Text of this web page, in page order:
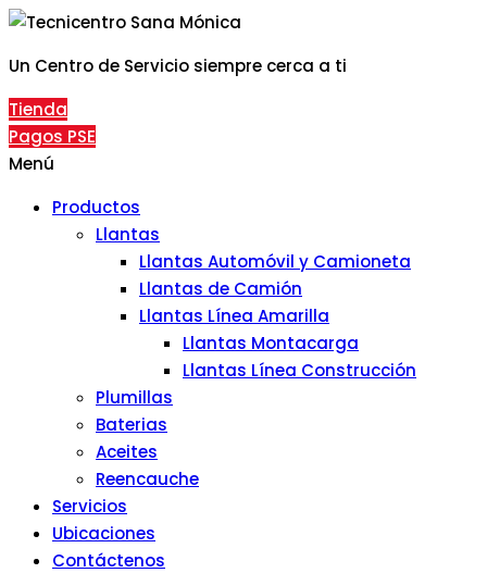
Un Centro de Servicio siempre cerca a ti
Tienda
Pagos PSE
Menú
Productos
Llantas
Llantas Automóvil y Camioneta
Llantas de Camión
Llantas Línea Amarilla
Llantas Montacarga
Llantas Línea Construcción
Plumillas
Baterias
Aceites
Reencauche
Servicios
Ubicaciones
Contáctenos